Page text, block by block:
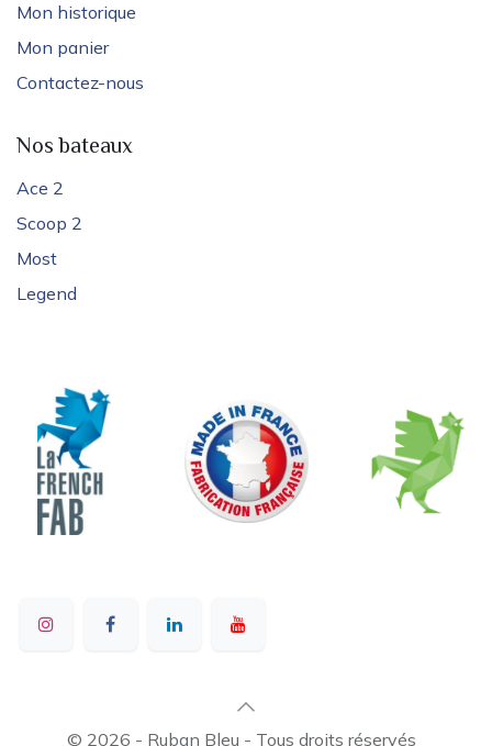
Mon historique
Mon panier
Contactez-nous
Nos bateaux
Ace 2
Scoop 2
Most
Legend
© 2026 - Ruban Bleu - Tous droits réservés